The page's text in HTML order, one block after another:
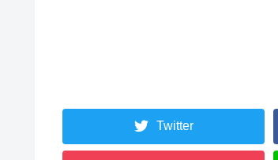
Twitter